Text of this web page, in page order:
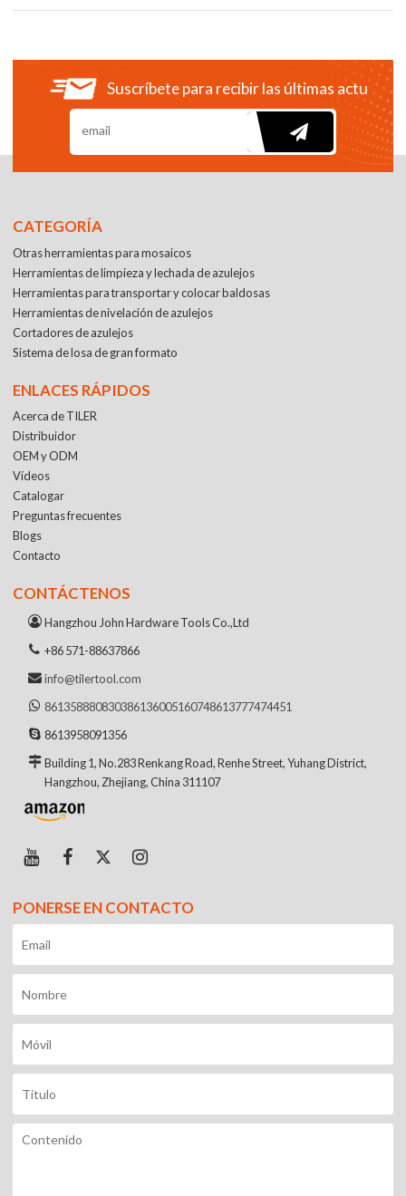
Suscríbete para recibir las últimas
CATEGORÍA
Otras herramientas para mosaicos
Herramientas de limpieza y lechada de azulejos
Herramientas para transportar y colocar baldosas
Herramientas de nivelación de azulejos
Cortadores de azulejos
Sistema de losa de gran formato
ENLACES RÁPIDOS
Acerca de TILER
Distribuidor
OEM y ODM
Vídeos
Catalogar
Preguntas frecuentes
Blogs
Contacto
CONTÁCTENOS
Hangzhou John Hardware Tools Co.,Ltd
+86 571-88637866
info@tilertool.com
861358880830386136005160748613777474451
8613958091356
Building 1, No.283 Renkang Road, Renhe Street, Yuhang District,
Hangzhou, Zhejiang, China 311107
PONERSE EN CONTACTO